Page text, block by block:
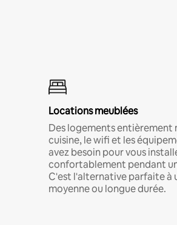
Locations meublées
Des logements entièrement
cuisine, le wifi et les
avez besoin pour vous
confortablement pendant
C'est l'alternative parfaite à
moyenne ou longue durée.